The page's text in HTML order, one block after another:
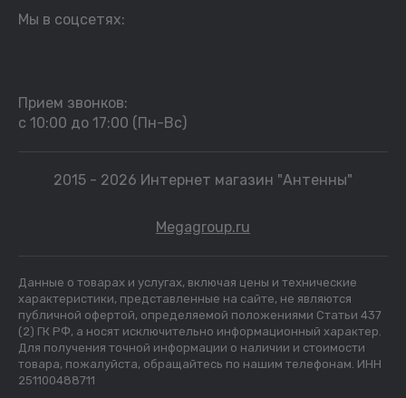
Мы в соцсетях:
Прием звонков:
с 10:00 до 17:00 (Пн-Вс)
2015 - 2026 Интернет магазин "Антенны"
Megagroup.ru
Данные о товарах и услугах, включая цены и технические
характеристики, представленные на сайте, не являются
публичной офертой, определяемой положениями Статьи 437
(2) ГК РФ, а носят исключительно информационный характер.
Для получения точной информации о наличии и стоимости
товара, пожалуйста, обращайтесь по нашим телефонам. ИНН
251100488711